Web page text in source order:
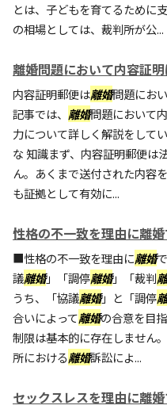
とは、子どもを育てるために
の相場としては、裁判所が公...
離婚問題において内容証
内容証明郵便は離婚問題にお
記事では、 離婚問題において
力について詳しく解説をして
な 知識まず、内容証明郵便は
ん。あくまで送付された内容
も証拠として有効に...
性格の不一致を理由に離
■性格の不一致を理由に離婚
議離婚」「調停離婚」「裁判
うち、「協議離婚」と「調停
合いによって離婚の合意を目
制限は基本的に存在しません
所における離婚訴訟によ...
セックスレスを理由に離